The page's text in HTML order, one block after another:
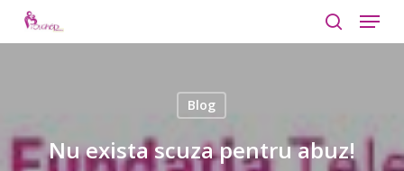
search
Menu
Blog
Nu exista scuza pentru abuz!